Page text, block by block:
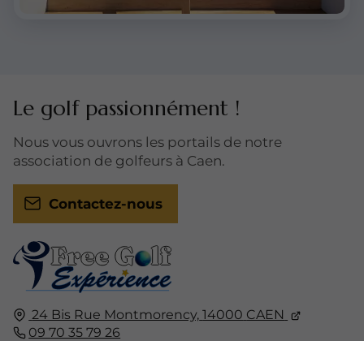
24 Bis Rue Montmorency, 14000 CAEN
09 70 35 79 26
Le golf passionnément !
Nous vous ouvrons les portails de notre
association de golfeurs à Caen.
Contactez-nous